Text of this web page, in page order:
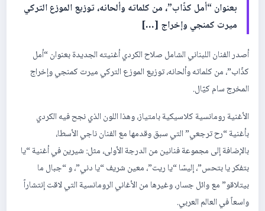
بعنوان “أمل كذّاب”، ‏من كلماته وألحانه، توزيع الموزع التركي
ميرت كمنجي ‏وإخراج […]
‏أصدر الفنان اللبناني الشامل صلاح الكردي أغنيته الجديدة بعنوان “أمل
كذّاب”، ‏من كلماته وألحانه، توزيع الموزع التركي ميرت كمنجي ‏وإخراج
المخرج سام كيّال.
‏الأغنية ‏رومانسية كلاسيكية بامتياز، وهذا اللون الذي نجح فيه الكردي
بأغنية “رح ترجعي” التي سبق وقدمها مع الفنان ناجي الأسطا،
بالإضافة إلى مجموعة فنانين من الدرجة الأولى، ‏مثل: شيرين في أغنية “يا
بتفكر يا بتحس”، إليسّا “يا ريت”، معين شريف “يا دني”، و “جبال ما
بيتلاقو” مع وائل جسار، وغيرها من الأغاني الرومانسية ‏التي لاقت إنتشاراً
واسعاً في العالم العربي.‏